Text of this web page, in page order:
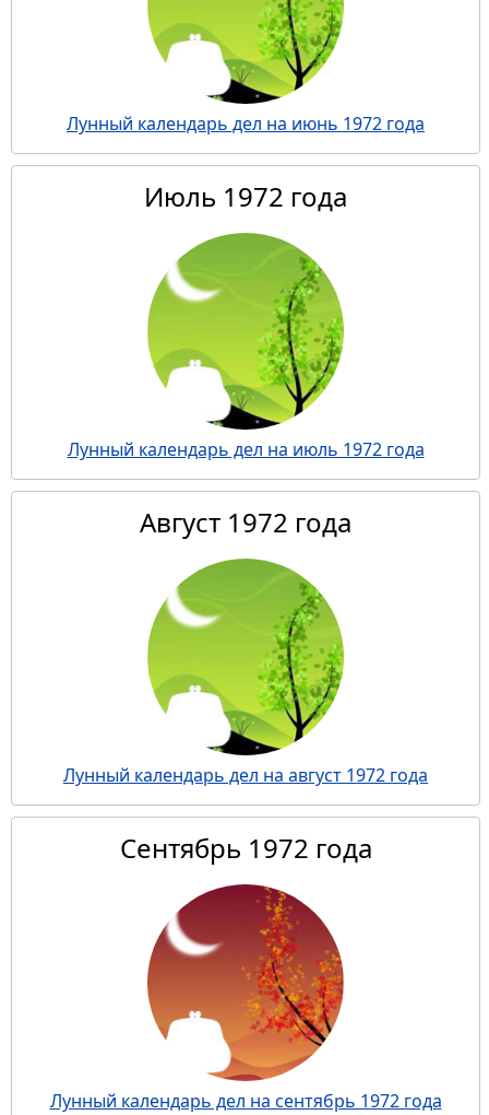
Лунный календарь дел на июнь 1972 года
Июль 1972 года
Лунный календарь дел на июль 1972 года
Август 1972 года
Лунный календарь дел на август 1972 года
Сентябрь 1972 года
Лунный календарь дел на сентябрь 1972 года